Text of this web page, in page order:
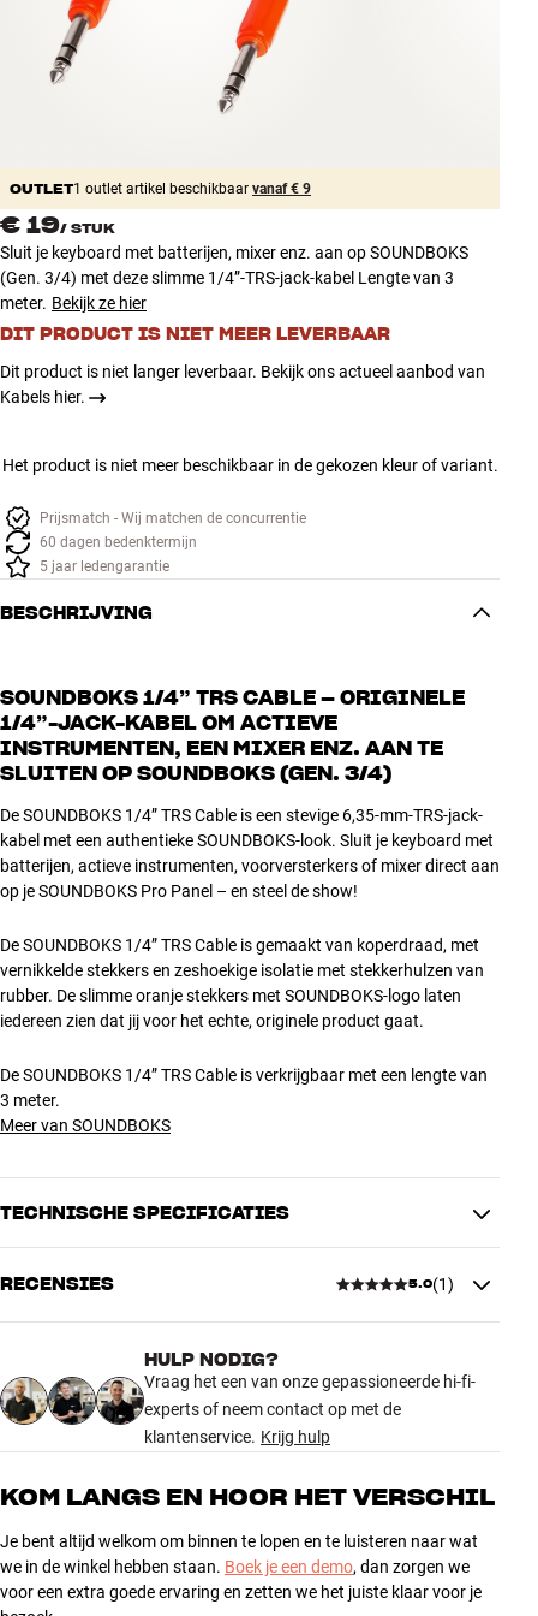
Accessoires
AANBIEDINGEN
Winkels
Inloggen
Klantenservice
OUTLET1 outlet artikel beschikbaar vanaf € 9
€ 19/ STUK
Sluit je keyboard met batterijen, mixer enz. aan op SOUNDBOKS
(Gen. 3/4) met deze slimme 1/4”-TRS-jack-kabel Lengte van 3
meter. Bekijk ze hier
DIT PRODUCT IS NIET MEER LEVERBAAR
Dit product is niet langer leverbaar. Bekijk ons actueel aanbod van
Kabels hier.
Het product is niet meer beschikbaar in de gekozen kleur of variant.
Prijsmatch - Wij matchen de concurrentie
60 dagen bedenktermijn
5 jaar ledengarantie
BESCHRIJVING
SOUNDBOKS 1/4” TRS CABLE – ORIGINELE
1/4”-JACK-KABEL OM ACTIEVE
INSTRUMENTEN, EEN MIXER ENZ. AAN TE
SLUITEN OP SOUNDBOKS (GEN. 3/4)
De SOUNDBOKS 1/4” TRS Cable is een stevige 6,35-mm-TRS-jack-
kabel met een authentieke SOUNDBOKS-look. Sluit je keyboard met
batterijen, actieve instrumenten, voorversterkers of mixer direct aan
op je SOUNDBOKS Pro Panel – en steel de show!
De SOUNDBOKS 1/4” TRS Cable is gemaakt van koperdraad, met
vernikkelde stekkers en zeshoekige isolatie met stekkerhulzen van
rubber. De slimme oranje stekkers met SOUNDBOKS-logo laten
iedereen zien dat jij voor het echte, originele product gaat.
De SOUNDBOKS 1/4” TRS Cable is verkrijgbaar met een lengte van
3 meter.
Meer van SOUNDBOKS
TECHNISCHE SPECIFICATIES
PRODUCTINFORMATIE
Kabellengte (m) 3
AFMETINGEN EN DESIGN
Kleur
Zwart
Gewicht (kg)
0,11
27 x 25 x 1 cm (breedte x hoogte
ALGEMENE KARAKTERISTIEKEN
RECENSIES 5.0(1)
5.0
1 recensie
3 0
HULP NODIG?
Vraag het een van onze gepassioneerde hi-fi-
experts of neem contact op met de
klantenservice. Krijg hulp
KOM LANGS EN HOOR HET VERSCHIL
Je bent altijd welkom om binnen te lopen en te luisteren naar wat
we in de winkel hebben staan. Boek je een demo, dan zorgen we
voor een extra goede ervaring en zetten we het juiste klaar voor je